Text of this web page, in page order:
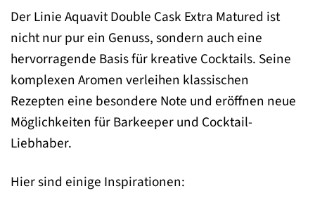
Der Linie Aquavit Double Cask Extra Matured ist
nicht nur pur ein Genuss, sondern auch eine
hervorragende Basis für kreative Cocktails. Seine
komplexen Aromen verleihen klassischen
Rezepten eine besondere Note und eröffnen neue
Möglichkeiten für Barkeeper und Cocktail-
Liebhaber.
Hier sind einige Inspirationen: